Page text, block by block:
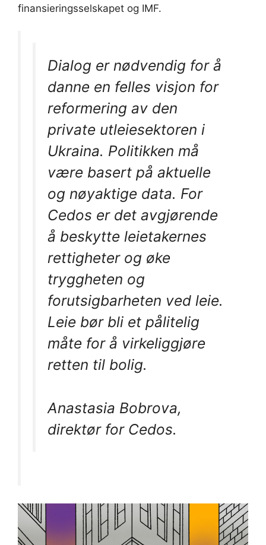
finansieringsselskapet og IMF.
Dialog er nødvendig for å
danne en felles visjon for
reformering av den
private utleiesektoren i
Ukraina. Politikken må
være basert på aktuelle
og nøyaktige data. For
Cedos er det avgjørende
å beskytte leietakernes
rettigheter og øke
tryggheten og
forutsigbarheten ved leie.
Leie bør bli et pålitelig
måte for å virkeliggjøre
retten til bolig.
Anastasia Bobrova,
direktør for Cedos.